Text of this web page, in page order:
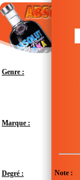
Note :
Genre :
Marque :
Degré :